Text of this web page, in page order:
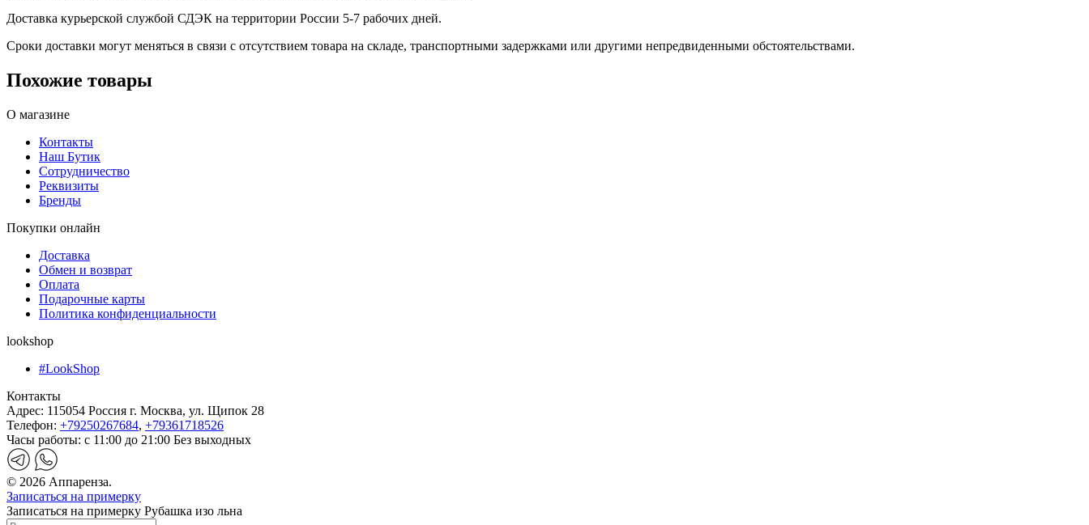
Доставка курьерской службой СДЭК на территории России 5-7 рабочих дней.
Сроки доставки могут меняться в связи с отсутствием товара на складе, транспортными задержками или другими непредвиденными обстоятельствами.
Похожие товары
О магазине
Контакты
Наш Бутик
Сотрудничество
Реквизиты
Бренды
Покупки онлайн
Доставка
Обмен и возврат
Оплата
Подарочные карты
Политика конфиденциальности
lookshop
#LookShop
Контакты
Адрес: 115054 Россия г. Москва, ул. Щипок 28
Телефон: +79250267684, +79361718526
Часы работы: с 11:00 до 21:00 Без выходных
© 2026 Аппаренза.
Записаться на примерку
Записаться на примерку Рубашка изо льна